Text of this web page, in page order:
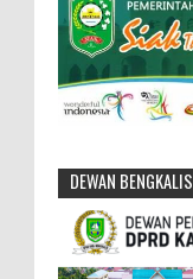
DEWAN BENGKALIS